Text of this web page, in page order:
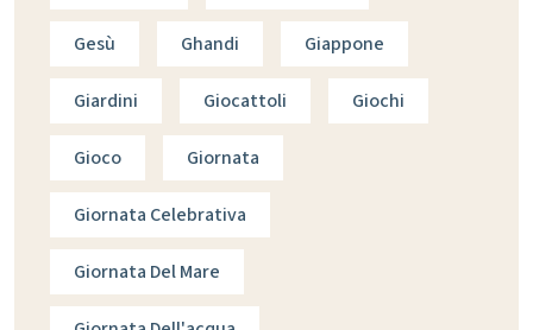
Gesù Ghandi Giappone
Giardini Giocattoli Giochi
Gioco Giornata
Giornata Celebrativa
Giornata Del Mare